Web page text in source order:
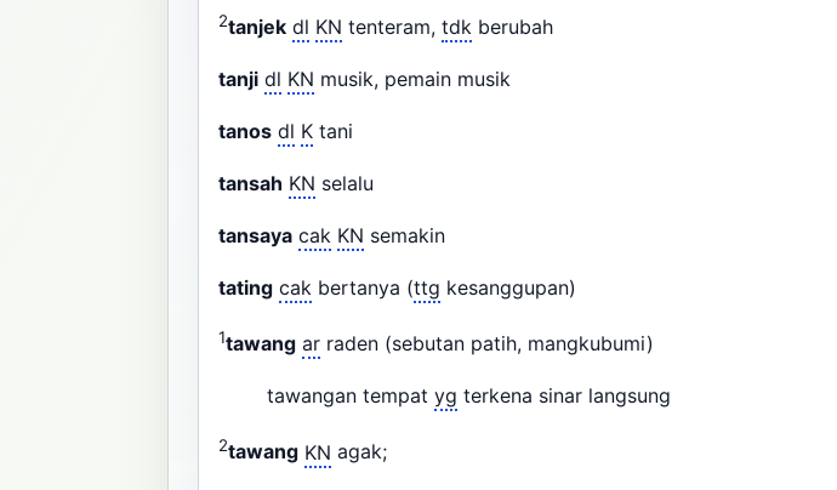
2tanjek dl KN tenteram, tdk berubah
tanji dl KN musik, pemain musik
tanos dl K tani
tansah KN selalu
tansaya cak KN semakin
tating cak bertanya (ttg kesanggupan)
1tawang ar raden (sebutan patih, mangkubumi)
tawangan tempat yg terkena sinar langsung
2tawang KN agak;